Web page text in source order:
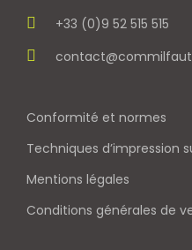
+33 (0)9 52 515 515
Conformité et normes
Techniques d’impression
Mentions légales
Conditions générales de